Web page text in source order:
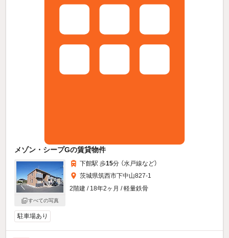
メゾン・シープGの賃貸物件
すべての写真
下館駅 歩15分 （水戸線など）
茨城県筑西市下中山827-1
2階建 / 18年2ヶ月 / 軽量鉄骨
駐車場あり